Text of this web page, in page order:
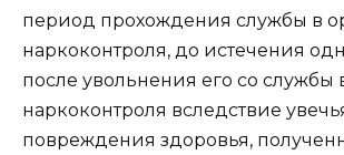
период прохождения службы в
наркоконтроля, до истечения
после увольнения его со службы
наркоконтроля вследствие
повреждения здоровья,